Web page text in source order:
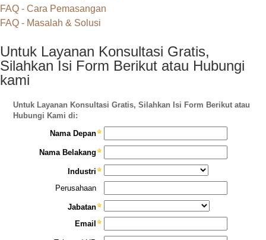
FAQ - Cara Pemasangan
FAQ - Masalah & Solusi
Untuk Layanan Konsultasi Gratis,
Silahkan Isi Form Berikut atau Hubungi
kami